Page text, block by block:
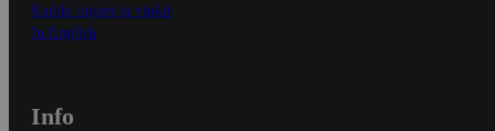
Kaikki ohjeet ja vinkit
In English
Info